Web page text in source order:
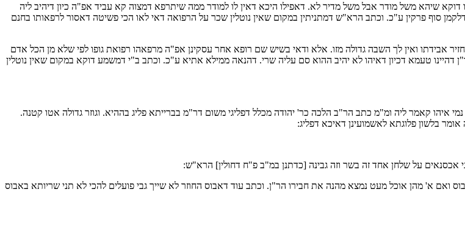
דוקא שיהא משל מודר אבל משל מדיר לא. דאפילו היכא דאין לו למודר ממה שיתרפא דמצוה קא עביד אפ"ה כיון דיהיב ליה
סוף פרקין ע"כ. וכתב הרא"ש דמתניתין במקום שאין נוטלין שכר על הרפואה דאי לאו הכי פשיטה דאסור לרפאותו בחנם
אבידתו ואין לך השבה גדולה מזו. אלא ודאי בשיש שם רופא אחר עסקינן אפ"ה מרפאהו רפואת גופו לפי שלא מן הכל אדם
דהיינו טעמא דכיון דאיהו לא יהיב ההוא סם עליה שרי. דהנאה ממילא אתיא ע"כ. וכתב ב"י דמשמע דוקא במקום שאין נוטלין
איהו קאמר ליה ומ"מ כתב הר"ב הלכה כר' יהודה מכלל דפליגי משום דר"מ בברייתא פליג בההיא. וגוזר גדולה אטו קטנה.
אומר בלשון פלוגתא לאשמועינן דאיכא דפליג:
אכסנאים על שלחן אחד זה בשר וזה גבינה [כדתנן במ"ב פ"ח דחולין] הרא"ש:
ואם א' מהן אוכל מעט נמצא מהנה את חבירו הר"ן. וכתב עוד דאבוס החוזר לא שייך גבי פועלים להכי לא תני שריותא באבוס